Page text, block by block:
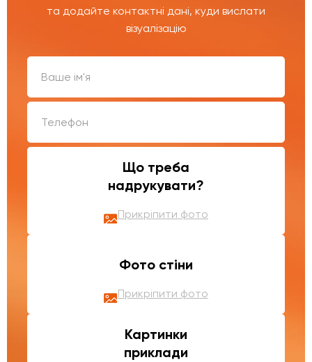
та додайте контактні дані, куди вислати
візуалізацію
Що треба
надрукувати?
Прикріпити фото
Фото стіни
Прикріпити фото
Картинки
приклади